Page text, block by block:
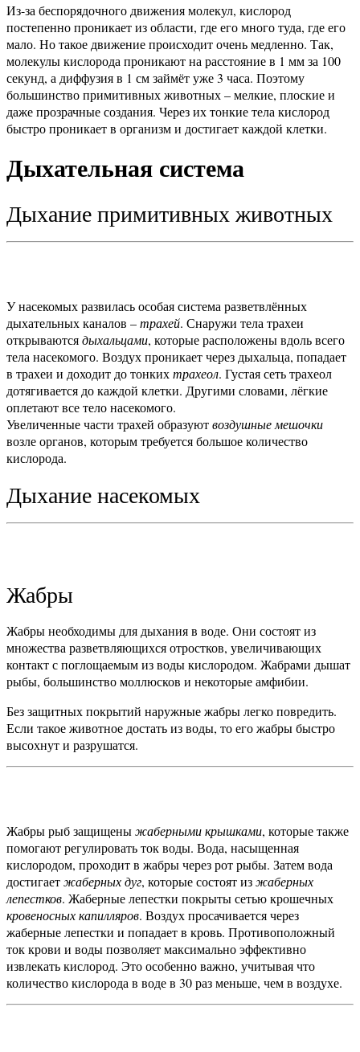
Из-за беспорядочного движения молекул, кислород
постепенно проникает из области, где его много туда, где его
мало. Но такое движение происходит очень медленно. Так,
молекулы кислорода проникают на расстояние в 1 мм за 100
секунд, а диффузия в 1 см займёт уже 3 часа. Поэтому
большинство примитивных животных – мелкие, плоские и
даже прозрачные создания. Через их тонкие тела кислород
быстро проникает в организм и достигает каждой клетки.
Дыхательная система
Дыхание примитивных животных
У насекомых развилась особая система разветвлённых
дыхательных каналов –трахей. Снаружи тела трахеи
открываютсядыхальцами, которые расположены вдоль всего
тела насекомого. Воздух проникает через дыхальца, попадает
в трахеи и доходит до тонкихтрахеол. Густая сеть трахеол
дотягивается до каждой клетки. Другими словами, лёгкие
оплетают все тело насекомого.
Увеличенные части трахей образуютвоздушные мешочки
возле органов, которым требуется большое количество
кислорода.
Дыхание насекомых
Жабры
Жабры необходимы для дыхания в воде. Они состоят из
множества разветвляющихся отростков, увеличивающих
контакт с поглощаемым из воды кислородом. Жабрами дышат
рыбы, большинство моллюсков и некоторые амфибии.
Без защитных покрытий наружные жабры легко повредить.
Если такое животное достать из воды, то его жабры быстро
высохнут и разрушатся.
Жабры рыб защищеныжаберными крышками, которые также
помогают регулировать ток воды. Вода, насыщенная
кислородом, проходит в жабры через рот рыбы. Затем вода
достигаетжаберных дуг, которые состоят изжаберных
лепестков. Жаберные лепестки покрыты сетью крошечных
кровеносных капилляров. Воздух просачивается через
жаберные лепестки и попадает в кровь. Противоположный
ток крови и воды позволяет максимально эффективно
извлекать кислород. Это особенно важно, учитывая что
количество кислорода в воде в 30 раз меньше, чем в воздухе.